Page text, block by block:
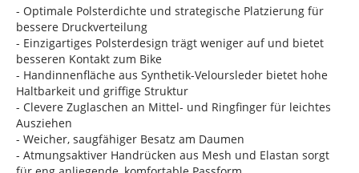
- Optimale Polsterdichte und strategische Platzierung für
bessere Druckverteilung
- Einzigartiges Polsterdesign trägt weniger auf und bietet
besseren Kontakt zum Bike
- Handinnenfläche aus Synthetik-Veloursleder bietet hohe
Haltbarkeit und griffige Struktur
- Clevere Zuglaschen an Mittel- und Ringfinger für leichtes
Ausziehen
- Weicher, saugfähiger Besatz am Daumen
- Atmungsaktiver Handrücken aus Mesh und Elastan sorgt